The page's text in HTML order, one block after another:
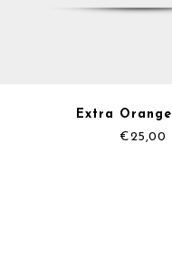
Extra
€25,00